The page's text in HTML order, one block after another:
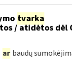
tvarka
/ atidėtos dėl
ar baudų